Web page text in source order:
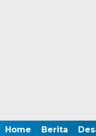
Home Berita
Jumat, 30 Agustus 2024 -